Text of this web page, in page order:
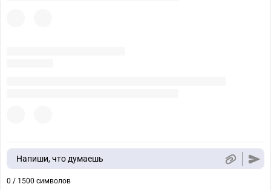
Напиши, что думаешь
0 / 1500 символов